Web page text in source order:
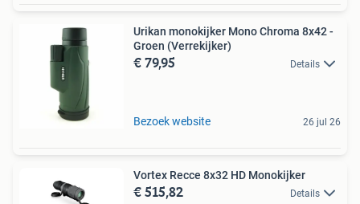
Urikan monokijker Mono Chroma 8x42 -
Groen (Verrekijker)
€ 79,95 Details
Bezoek website 26 jul 26
Vortex Recce 8x32 HD Monokijker
€ 515,82 Details